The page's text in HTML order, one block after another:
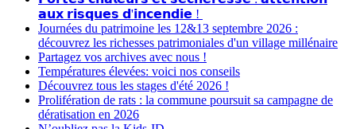
𝗮𝘂𝘅 𝗿𝗶𝘀𝗾𝘂𝗲𝘀 𝗱'𝗶𝗻𝗰𝗲𝗻𝗱𝗶𝗲 !
Journées du patrimoine les 12&13 septembre 2026 :
découvrez les richesses patrimoniales d'un village millénaire
Partagez vos archives avec nous !
Températures élevées: voici nos conseils
Découvrez tous les stages d'été 2026 !
Prolifération de rats : la commune poursuit sa campagne de
dératisation en 2026